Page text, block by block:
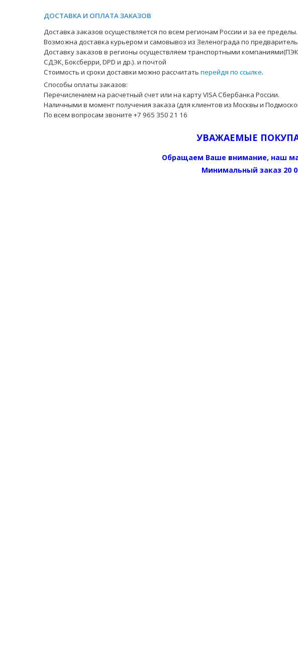
ДОСТАВКА И ОПЛАТА ЗАКАЗОВ
Доставка заказов осуществляется по всем регионам России и за ее пределы.
Возможна доставка курьером и самовывоз из Зеленограда по
Доставку заказов в регионы осуществляем транспортными
СДЭК, Боксберри, DPD и др.). и почтой
Стоимость и сроки доставки можно рассчитать перейдя по ссылке.
Способы оплаты заказов:
Перечислением на расчетный счет или на карту VISA Сбербанка России.
Наличными в момент получения заказа (для клиентов из Москвы и
По всем вопросам звоните +7 965 350 21 16
УВАЖАЕМЫЕ
Обращаем Ваше внимание, наш
Минимальный заказ 20